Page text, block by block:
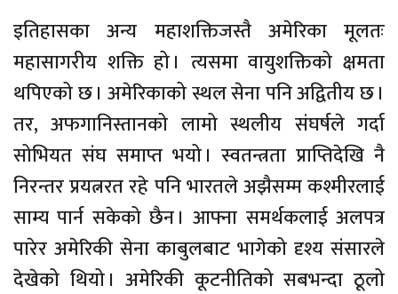
इतिहासका अन्य महाशक्तिजस्तै अमेरिका मूलतः
महासागरीय शक्ति हो । त्यसमा वायुशक्तिको क्षमता
थपिएको छ । अमेरिकाको स्थल सेना पनि अद्वितीय छ ।
तर, अफगानिस्तानको लामो स्थलीय संघर्षले गर्दा
सोभियत संघ समाप्त भयो । स्वतन्त्रता प्राप्तिदेखि नै
निरन्तर प्रयत्नरत रहे पनि भारतले अझैसम्म कश्मीरलाई
साम्य पार्न सकेको छैन । आफ्ना समर्थकलाई अलपत्र
पारेर अमेरिकी सेना काबुलबाट भागेको दृश्य संसारले
देखेको थियो । अमेरिकी कूटनीतिको सबभन्दा ठूलो